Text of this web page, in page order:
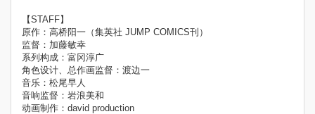
【STAFF】
原作：高桥阳一（集英社 JUMP COMICS刊）
监督：加藤敏幸
系列构成：富冈淳广
角色设计、总作画监督：渡边一
音乐：松尾早人
音响监督：岩浪美和
动画制作：david production